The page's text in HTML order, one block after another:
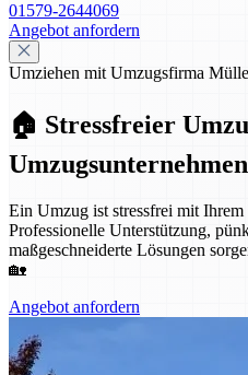
01579-2644069
Angebot anfordern
Umziehen mit Umzugsfirma
🏠 Stressfreier
Ein Umzug ist stressfrei mit
Professionelle Unterstützung,
maßgeschneiderte Lösungen
🏡
Angebot anfordern